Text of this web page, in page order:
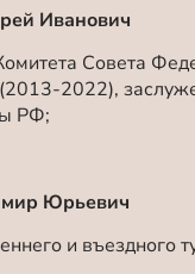
Иванович
Совета
2022),
РФ;
Юрьевич
и въездного